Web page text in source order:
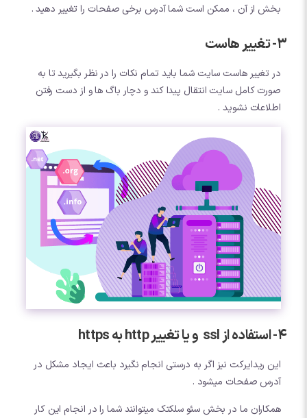
بخش از آن ، ممکن است شما آدرس برخی صفحات را تغییر دهید .
3- تغییر هاست
در تغییر هاست سایت شما باید تمام نکات را در نظر بگیرید تا به
صورت کامل سایت انتقال پیدا کند و دچار باگ ها و از دست رفتن
اطلاعات نشوید .
4- استفاده از ssl و یا تغییر http به https
این ریدایرکت نیز اگر به درستی انجام نگیرد باعث ایجاد مشکل در
آدرس صفحات میشود .
همکاران ما در بخش سئو سلکتک میتوانند شما را در انجام این کار